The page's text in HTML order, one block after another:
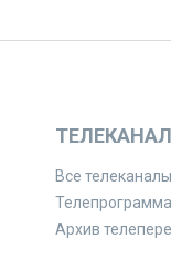
Все телеканалы
Телепрограмма
Архив